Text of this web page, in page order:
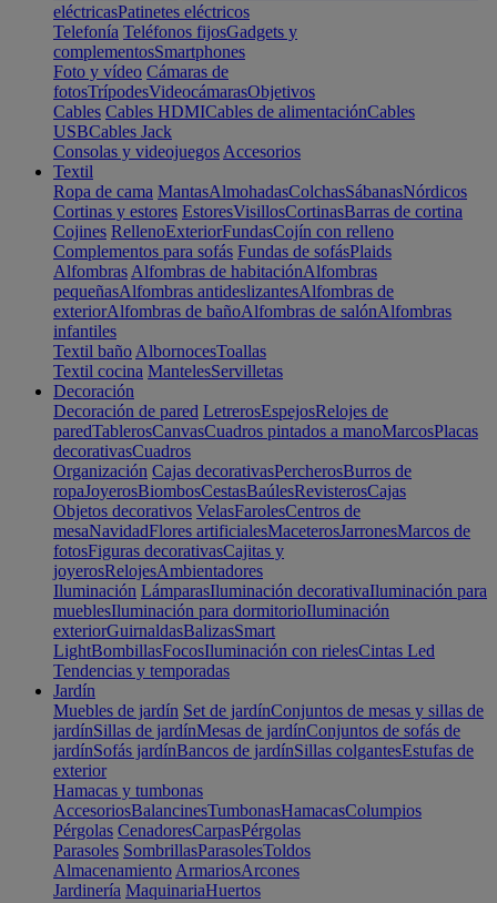
eléctricasPatinetes eléctricos
Telefonía Teléfonos fijosGadgets y
complementosSmartphones
Foto y vídeo Cámaras de
fotosTrípodesVideocámarasObjetivos
Cables Cables HDMICables de alimentaciónCables
USBCables Jack
Consolas y videojuegos Accesorios
Textil
Ropa de cama MantasAlmohadasColchasSábanasNórdicos
Cortinas y estores EstoresVisillosCortinasBarras de cortina
Cojines RellenoExteriorFundasCojín con relleno
Complementos para sofás Fundas de sofásPlaids
Alfombras Alfombras de habitaciónAlfombras
pequeñasAlfombras antideslizantesAlfombras de
exteriorAlfombras de bañoAlfombras de salónAlfombras
infantiles
Textil baño AlbornocesToallas
Textil cocina MantelesServilletas
Decoración
Decoración de pared LetrerosEspejosRelojes de
paredTablerosCanvasCuadros pintados a manoMarcosPlacas
decorativasCuadros
Organización Cajas decorativasPercherosBurros de
ropaJoyerosBiombosCestasBaúlesRevisterosCajas
Objetos decorativos VelasFarolesCentros de
mesaNavidadFlores artificialesMaceterosJarronesMarcos de
fotosFiguras decorativasCajitas y
joyerosRelojesAmbientadores
Iluminación LámparasIluminación decorativaIluminación para
mueblesIluminación para dormitorioIluminación
exteriorGuirnaldasBalizasSmart
LightBombillasFocosIluminación con rielesCintas Led
Tendencias y temporadas
Jardín
Muebles de jardín Set de jardínConjuntos de mesas y sillas de
jardínSillas de jardínMesas de jardínConjuntos de sofás de
jardínSofás jardínBancos de jardínSillas colgantesEstufas de
exterior
Hamacas y tumbonas
AccesoriosBalancinesTumbonasHamacasColumpios
Pérgolas CenadoresCarpasPérgolas
Parasoles SombrillasParasolesToldos
Almacenamiento ArmariosArcones
Jardinería MaquinariaHuertos